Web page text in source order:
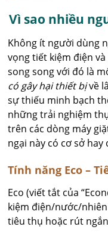
Vì sao nhiều
Không ít người dùng
vọng tiết kiệm điện
song song với đó là
có gây hại thiết bịvề
sự thiếu minh bạch
những trải nghiệm
trên các dòng máy
ngại này có cơ sở
Tính năng Eco –
Eco (viết tắt của
kiệm điện/nước/
tiêu thụ hoặc rút